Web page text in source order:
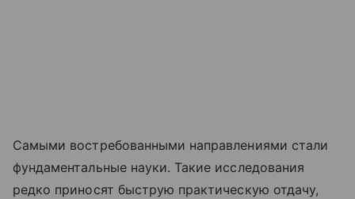
Самыми востребованными направлениями стали
фундаментальные науки. Такие исследования
редко приносят быструю практическую отдачу,